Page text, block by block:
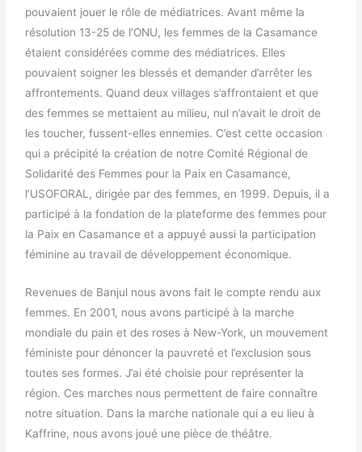
pouvaient jouer le rôle de médiatrices. Avant même la
résolution 13-25 de l’ONU, les femmes de la Casamance
étaient considérées comme des médiatrices. Elles
pouvaient soigner les blessés et demander d’arrêter les
affrontements. Quand deux villages s’affrontaient et que
des femmes se mettaient au milieu, nul n’avait le droit de
les toucher, fussent-elles ennemies. C’est cette occasion
qui a précipité la création de notre Comité Régional de
Solidarité des Femmes pour la Paix en Casamance,
l’USOFORAL, dirigée par des femmes, en 1999. Depuis, il a
participé à la fondation de la plateforme des femmes pour
la Paix en Casamance et a appuyé aussi la participation
féminine au travail de développement économique.
Revenues de Banjul nous avons fait le compte rendu aux
femmes. En 2001, nous avons participé à la marche
mondiale du pain et des roses à New-York, un mouvement
féministe pour dénoncer la pauvreté et l’exclusion sous
toutes ses formes. J’ai été choisie pour représenter la
région. Ces marches nous permettent de faire connaître
notre situation. Dans la marche nationale qui a eu lieu à
Kaffrine, nous avons joué une pièce de théâtre.